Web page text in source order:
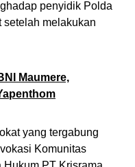
penyidik Polda
setelah melakukan
Maumere,
yang tergabung
Komunitas